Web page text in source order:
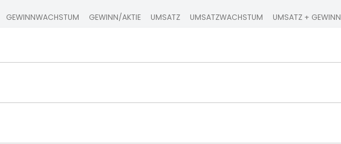
GEWINNWACHSTUM GEWINN/AKTIE UMSATZ UMSATZWACHSTUM UMSATZ + GEWINN